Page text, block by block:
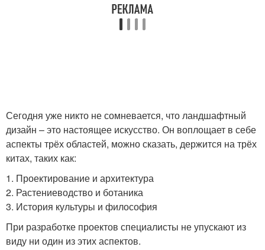
Сегодня уже никто не сомневается, что ландшафтный
дизайн – это настоящее искусство. Он воплощает в себе
аспекты трёх областей, можно сказать, держится на трёх
китах, таких как:
1. Проектирование и архитектура
2. Растениеводство и ботаника
3. История культуры и философия
При разработке проектов специалисты не упускают из
виду ни один из этих аспектов.